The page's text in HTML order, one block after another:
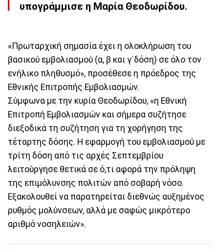
υπογράμμισε η Μαρία Θεοδωρίδου.
«Πρωταρχική σημασία έχει η ολοκλήρωση του
βασικού εμβολιασμού (α, β και γ΄δόση) σε όλο τον
ενήλικο πληθυσμό», προσέθεσε η πρόεδρος της
Εθνικής Επιτροπής Εμβολιασμών.
Σύμφωνα με την κυρία Θεοδωρίδου, «η Εθνική
Επιτροπή Εμβολιασμών και σήμερα συζήτησε
διεξοδικά τη συζήτηση για τη χορήγηση της
τέταρτης δόσης. Η εφαρμογή του εμβολιασμού με
τρίτη δόση από τις αρχές Σεπτεμβρίου
λειτούργησε θετικά σε ό,τι αφορά την πρόληψη
της επιμόλυνσης πολιτών από σοβαρή νόσο.
Εξακολουθεί να παρατηρείται διεθνώς αυξημένος
ρυθμός μολύνσεων, αλλά με σαφώς μικρότερο
αριθμό νοσηλειών».